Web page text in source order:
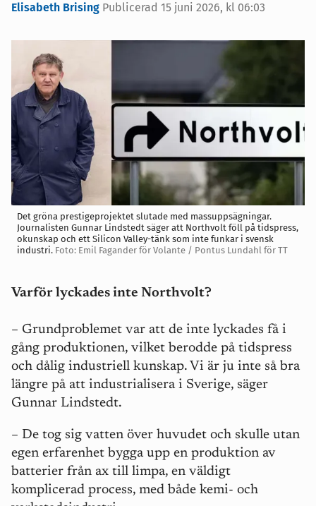
Elisabeth Brising Publicerad 15 juni 2026, kl 06:03
Det gröna prestigeprojektet slutade med massuppsägningar.
Journalisten Gunnar Lindstedt säger att Northvolt föll på tidspress,
okunskap och ett Silicon Valley-tänk som inte funkar i svensk
industri. Foto: Emil Fagander för Volante / Pontus Lundahl för TT
Varför lyckades inte Northvolt?
– Grundproblemet var att de inte lyckades få i
gång produktionen, vilket berodde på tidspress
och dålig industriell kunskap. Vi är ju inte så bra
längre på att industrialisera i Sverige, säger
Gunnar Lindstedt.
– De tog sig vatten över huvudet och skulle utan
egen erfarenhet bygga upp en produktion av
batterier från ax till limpa, en väldigt
komplicerad process, med både kemi- och